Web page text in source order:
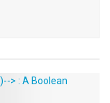
> : A Boolean